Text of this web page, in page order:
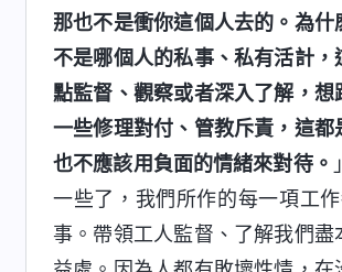
那也不是衝你這個人去的。為
不是哪個人的私事、私有活計
點監督、觀察或者深入了解，
一些修理對付、管教斥責，這
也不應該用負面的情緒來對待。 」
一些了，我們所作的每一項工
事。帶領工人監督、了解我們